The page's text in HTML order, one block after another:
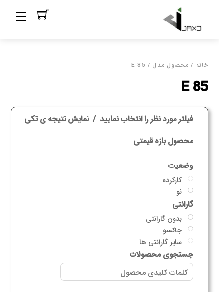
content
خانه / محصول مدل / 85 E
85 E
فیلتر مورد نظر را انتخاب نمایید نمایش نتیجه ی تکی
محصول بازه قیمتی
وضعیت
کارکرده
نو
گارانتی
بدون گارانتی
جاکسو
سایر گارانتی ها
جستجوی محصولات